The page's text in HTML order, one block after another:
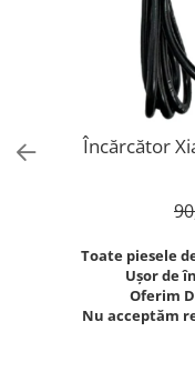
Trotinete Peste 3000 Lei
Trotinete cu Scaun
Trotinete cu Cheie
Trotinete cu Baterie
Trotinete cu Cheie
Trotinete cu Suspensii
Trotinete cu Ghidon
Suporturi pentru telefon
Oglinzi retrovizoare
Ornamente, stickere &
Iluminare decorativă
KuKirin G2 Master
KuKirin V2
KuKirin G2 Ultra
Xiaomi Mi
Încărcător
Toate piesele
Ușor de
Oferim
Nu acceptăm